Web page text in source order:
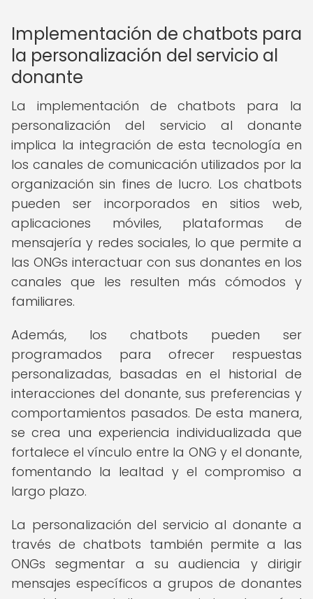
Implementación de chatbots para
la personalización del servicio al
donante
La implementación de chatbots para la
personalización del servicio al donante
implica la integración de esta tecnología en
los canales de comunicación utilizados por la
organización sin fines de lucro. Los chatbots
pueden ser incorporados en sitios web,
aplicaciones móviles, plataformas de
mensajería y redes sociales, lo que permite a
las ONGs interactuar con sus donantes en los
canales que les resulten más cómodos y
familiares.
Además, los chatbots pueden ser
programados para ofrecer respuestas
personalizadas, basadas en el historial de
interacciones del donante, sus preferencias y
comportamientos pasados. De esta manera,
se crea una experiencia individualizada que
fortalece el vínculo entre la ONG y el donante,
fomentando la lealtad y el compromiso a
largo plazo.
La personalización del servicio al donante a
través de chatbots también permite a las
ONGs segmentar a su audiencia y dirigir
mensajes específicos a grupos de donantes